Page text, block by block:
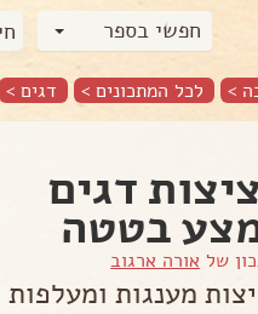
חפשי בספר
> לכל המתכונים > דגים >
דגים
בטטה
של אורה ארגוב
מענגות ומעלפות